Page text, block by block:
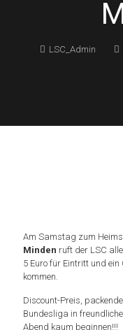
LSC_Admin
Am Samstag zum
Minden ruft der LSC
5 Euro für Eintritt und
kommen.
Discount-Preis,
Bundesliga in
Abend kaum beginnen!!!